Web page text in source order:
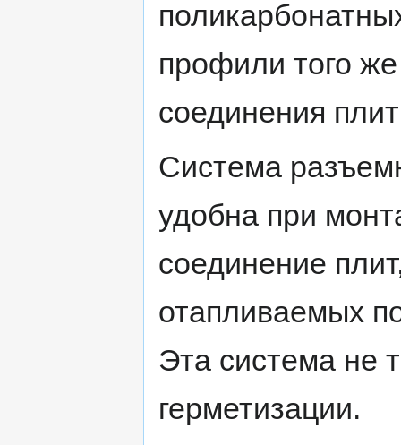
профили того
соединения
Система
удобна при
соединение
отапливаемых
Эта система не
герметизации.